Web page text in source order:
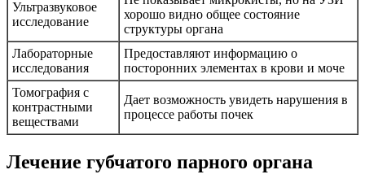
Ультразвуковое
исследование
хорошо видно общее состояние
структуры органа
Лабораторные
исследования
Предоставляют информацию о
посторонних элементах в крови и моче
Томография с
контрастными
веществами
Дает возможность увидеть нарушения в
процессе работы почек
Лечение губчатого парного органа